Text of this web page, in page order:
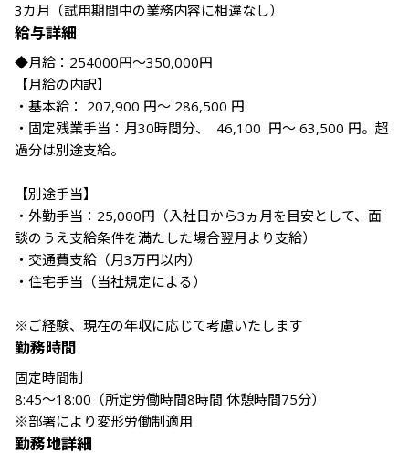
3カ月（試用期間中の業務内容に相違なし）
給与詳細
◆月給：254000円〜350,000円
【月給の内訳】
・基本給： 207,900 円〜 286,500 円
・固定残業手当：月30時間分、  46,100  円〜 63,500 円。超
過分は別途支給。
【別途手当】
・外勤手当：25,000円（入社日から3ヵ月を目安として、面
談のうえ支給条件を満たした場合翌月より支給）
・交通費支給（月3万円以内）
・住宅手当（当社規定による）
※ご経験、現在の年収に応じて考慮いたします
勤務時間
固定時間制
8:45～18:00（所定労働時間8時間 休憩時間75分）
※部署により変形労働制適用
勤務地詳細